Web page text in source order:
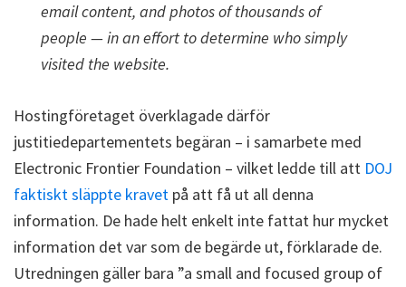
email content, and photos of thousands of
people — in an effort to determine who simply
visited the website.
Hostingföretaget överklagade därför
justitiedepartementets begäran – i samarbete med
Electronic Frontier Foundation – vilket ledde till att DOJ
faktiskt släppte kravet på att få ut all denna
information. De hade helt enkelt inte fattat hur mycket
information det var som de begärde ut, förklarade de.
Utredningen gäller bara ”a small and focused group of